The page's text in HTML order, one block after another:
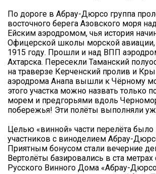
По дороге в Абрау-Дюрсо группа
восточного берега Азовского моря
Ейским аэродромом, чья история
Офицерской школы морской авиации,
1915 году. Прошли и над ВПП
Ахтарска. Пересекли Таманский
на траверзе Керченский пролив и
аэродрома Анапа вышли к Чёрному
этого участка можно назвать только
морем и предгорьями вдоль
побережья! Эти полёты выполняли
Целью «винной» части перелёта было
участников с виноделием Абрау-
Приятным бонусом стали вечерние
Вертолёты базировались в ста метрах
Русского Винного Дома «Абрау-